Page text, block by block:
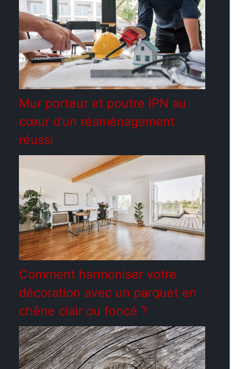
Mur porteur et poutre IPN au
cœur d’un réaménagement
réussi
Comment harmoniser votre
décoration avec un parquet en
chêne clair ou foncé ?